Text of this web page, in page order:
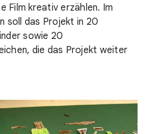
Film kreativ erzählen. Im
soll das Projekt in 20
sowie 20
die das Projekt weiter